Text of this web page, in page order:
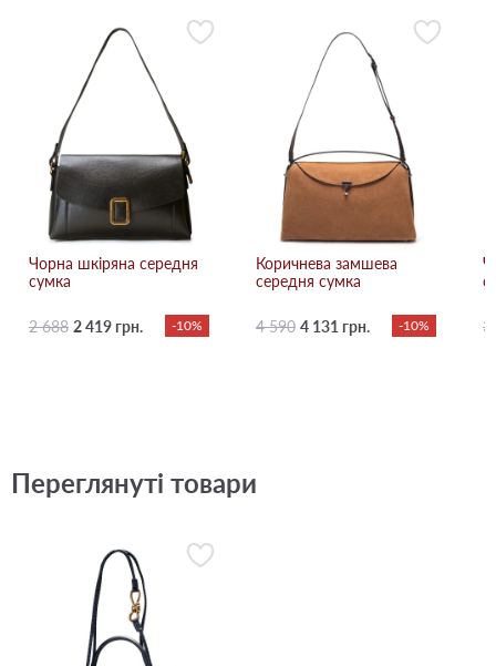
Чорна шкіряна середня
сумка
2 688 2 419 грн. -10%
Коричнева замшева
середня сумка
4 590 4 131 грн. -10% 3
Переглянуті товари